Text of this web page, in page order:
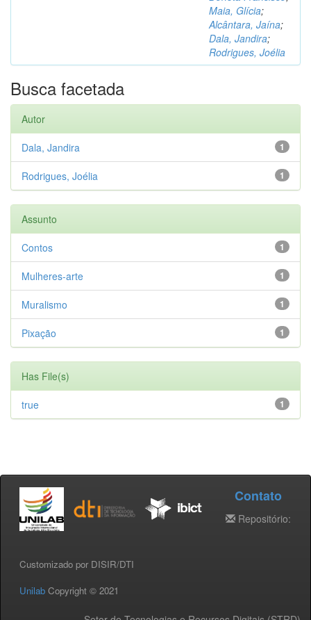
Maia, Glícia;
Alcântara, Jaína;
Dala, Jandira;
Rodrigues, Joélia
Busca facetada
Autor
1
Dala, Jandira
1
Rodrigues, Joélia
Assunto
1
Contos
1
Mulheres-arte
1
Muralismo
1
Pixação
Has File(s)
1
true
Customizado por DISIR/DTI
Unilab Copyright © 2021
Contato
Repositório: